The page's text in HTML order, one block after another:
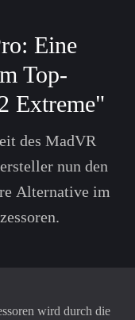
Eine
Top-
Extreme"
des MadVR
nun den
Alternative im
wird durch die